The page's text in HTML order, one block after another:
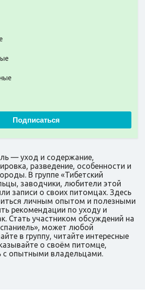
Подписаться
— уход и содержание,
разведение, особенности и
В группе «Тибетский
заводчики, любители этой
записи о своих питомцах. Здесь
личным опытом и полезными
рекомендации по уходу и
Стать участником обсуждений на
может любой
в группу, читайте интересные
о своём питомце,
с опытными владельцами.